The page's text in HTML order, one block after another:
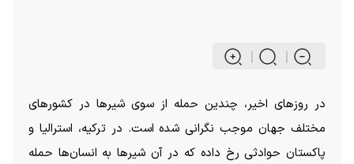
در روزهای اخیر، چندین حمله از سوی شیرها در کشورهای
مختلف جهان موجب نگرانی شده است. در ترکیه، استرالیا و
پاکستان حوادثی رخ داده که در آن شیرها به انسان‌ها حمله